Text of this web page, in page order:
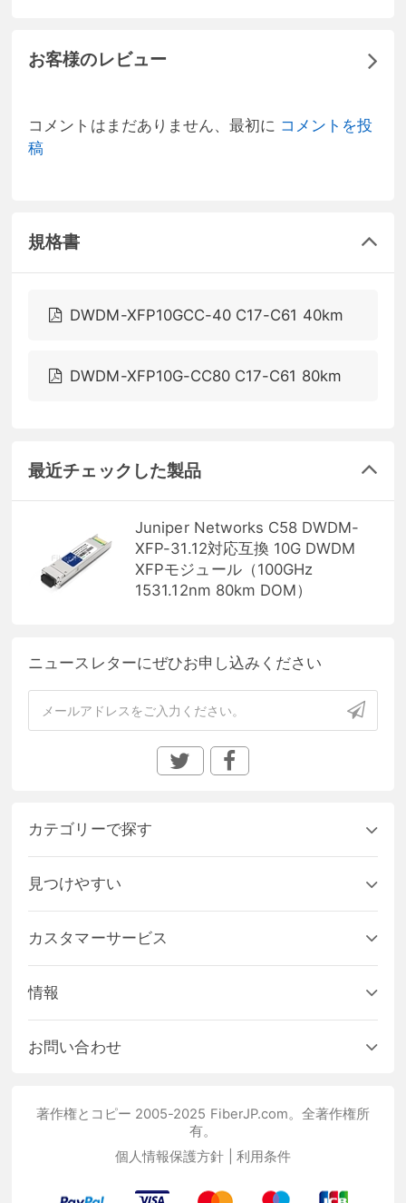
お客様のレビュー
コメントはまだありません、最初に コメントを投
稿
規格書
DWDM-XFP10GCC-40 C17-C61 40km
DWDM-XFP10G-CC80 C17-C61 80km
最近チェックした製品
Juniper Networks C58 DWDM-
XFP-31.12対応互換 10G DWDM
XFPモジュール（100GHz
1531.12nm 80km DOM）
ニュースレターにぜひお申し込みください
カテゴリーで探す
見つけやすい
カスタマーサービス
情報
お問い合わせ
著作権とコピー 2005-2025 FiberJP.com。全著作権所
有。
個人情報保護方針
利用条件